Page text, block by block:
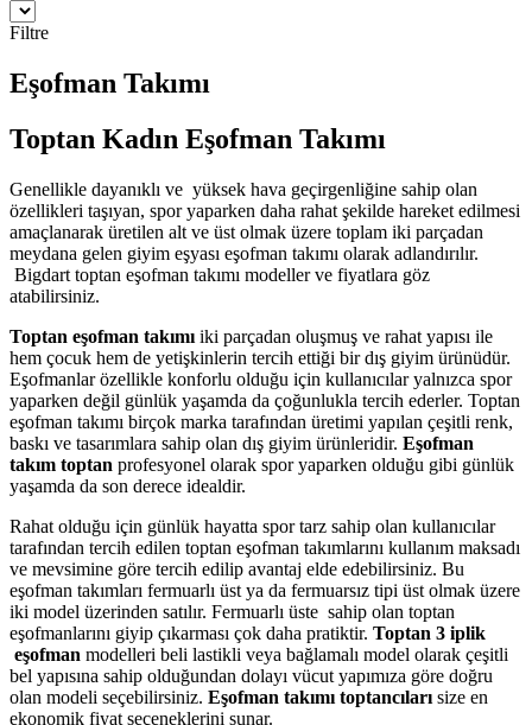
Filtre
Eşofman Takımı
Toptan Kadın Eşofman Takımı
Genellikle dayanıklı ve yüksek hava geçirgenliğine sahip olan
özellikleri taşıyan, spor yaparken daha rahat şekilde hareket edilmesi
amaçlanarak üretilen alt ve üst olmak üzere toplam iki parçadan
meydana gelen giyim eşyası eşofman takımı olarak adlandırılır.
Bigdart toptan eşofman takımı modeller ve fiyatlara göz
atabilirsiniz.
Toptan eşofman takımı iki parçadan oluşmuş ve rahat yapısı ile
hem çocuk hem de yetişkinlerin tercih ettiği bir dış giyim ürünüdür.
Eşofmanlar özellikle konforlu olduğu için kullanıcılar yalnızca spor
yaparken değil günlük yaşamda da çoğunlukla tercih ederler. Toptan
eşofman takımı birçok marka tarafından üretimi yapılan çeşitli renk,
baskı ve tasarımlara sahip olan dış giyim ürünleridir. Eşofman
takım toptan profesyonel olarak spor yaparken olduğu gibi günlük
yaşamda da son derece idealdir.
Rahat olduğu için günlük hayatta spor tarz sahip olan kullanıcılar
tarafından tercih edilen toptan eşofman takımlarını kullanım maksadı
ve mevsimine göre tercih edilip avantaj elde edebilirsiniz. Bu
eşofman takımları fermuarlı üst ya da fermuarsız tipi üst olmak üzere
iki model üzerinden satılır. Fermuarlı üste sahip olan toptan
eşofmanlarını giyip çıkarması çok daha pratiktir. Toptan 3 iplik
eşofman modelleri beli lastikli veya bağlamalı model olarak çeşitli
bel yapısına sahip olduğundan dolayı vücut yapımıza göre doğru
olan modeli seçebilirsiniz. Eşofman takımı toptancıları size en
ekonomik fiyat seçeneklerini sunar.